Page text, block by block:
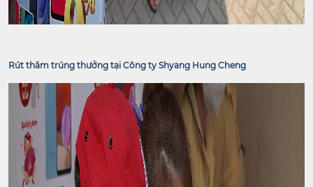
Rút thăm trúng thưởng tại Công ty Shyang Hung Cheng